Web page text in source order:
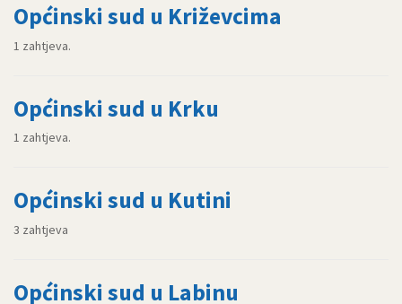
Općinski sud u Križevcima
1 zahtjeva.
Općinski sud u Krku
1 zahtjeva.
Općinski sud u Kutini
3 zahtjeva
Općinski sud u Labinu